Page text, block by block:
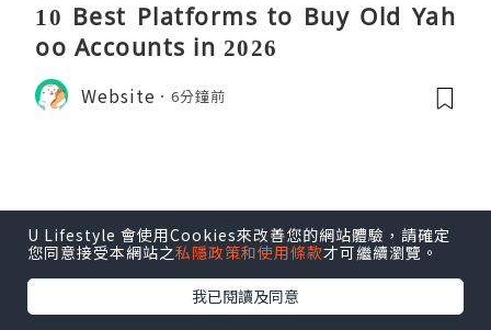
10 Best Platforms to Buy Old Yah
oo Accounts in 2026
Website 6分鐘前
U Lifestyle 會使用Cookies來改善您的網站體驗，請確定
您同意接受本網站之私隱政策和使用條款才可繼續瀏覽。
我已閱讀及同意